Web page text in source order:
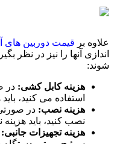
علاوه بر قیمت دوربین های
اندازی آنها را نیز در نظر
شوند:
هزینه کابل کشی: در
استفاده می کنید،
هزینه نصب: در صورتی
نصب کنید، باید
هزینه تجهیزات جانبی: